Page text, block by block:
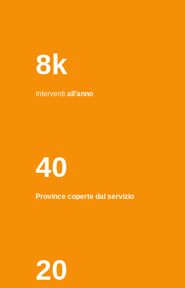
8k
Interventi all’anno
40
Province coperte dal servizio
20